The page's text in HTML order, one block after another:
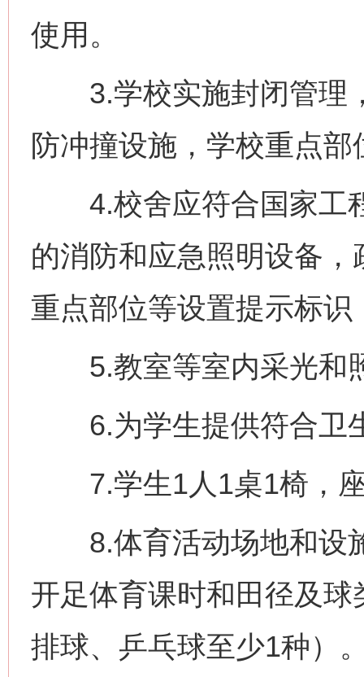
使用。
3.学校实施封闭管理
防冲撞设施，学校重点
4.校舍应符合国家工
的消防和应急照明设备
重点部位等设置提示标
5.教室等室内采光和
6.为学生提供符合卫
7.学生1人1桌1椅，座
8.体育活动场地和设
开足体育课时和田径及
排球、乒乓球至少1种）